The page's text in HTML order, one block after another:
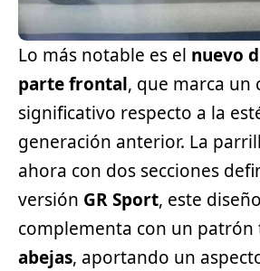
Lo más notable es el nuevo
parte frontal, que marca un
significativo respecto a la
generación anterior. La
ahora con dos secciones
versión GR Sport, este
complementa con un patrón
abejas, aportando un